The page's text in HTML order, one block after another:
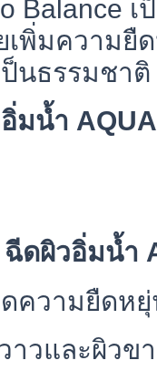
Balance เ
เพิ่มความยื
ป็นธรรมชาติ
มน้ำ
ฉีดผิวอิ่มน้ำ
ความยืดห
าวและผิวข